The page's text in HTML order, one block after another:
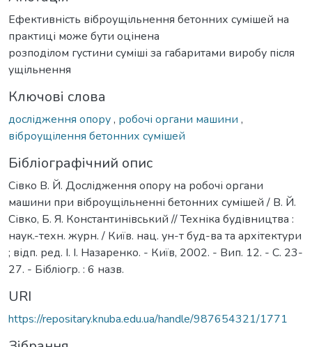
Ефективність віброущільнення бетонних сумішей на
практиці може бути оцінена
розподілом густини суміші за габаритами виробу після
ущільнення
Ключові слова
дослідження опору, робочі органи машини ,
віброущілення бетонних сумішей
Бібліографічний опис
Сівко В. Й. Дослідження опору на робочі органи
машини при віброущільненні бетонних сумішей / В. Й.
Сівко, Б. Я. Константинівський // Техніка будівництва :
наук.-техн. журн. / Київ. нац. ун-т буд-ва та архітектури
; відп. ред. І. І. Назаренко. - Київ, 2002. - Вип. 12. - С. 23-
27. - Бібліогр. : 6 назв.
URI
https://repositary.knuba.edu.ua/handle/987654321/1771